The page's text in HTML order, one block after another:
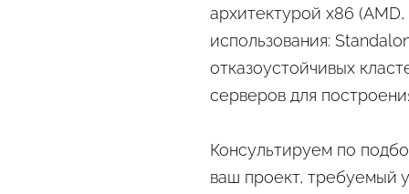
архитектурой x86
использования:
отказоустойчивых
серверов для
Консультируем по
ваш проект, требуемый